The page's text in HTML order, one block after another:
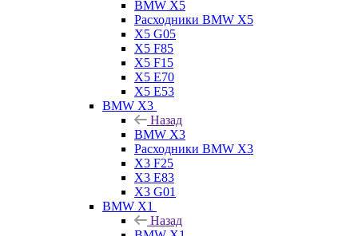
BMW X5
Расходники BMW X5
X5 G05
X5 F85
X5 F15
X5 E70
X5 E53
BMW X3
Назад
BMW X3
Расходники BMW X3
X3 F25
X3 E83
X3 G01
BMW X1
Назад